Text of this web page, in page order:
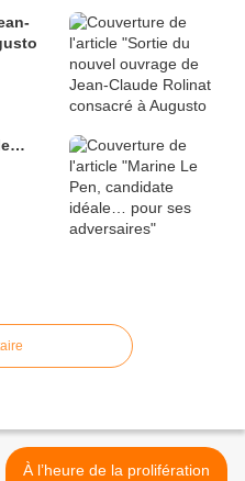
À l’heure de la prolifération